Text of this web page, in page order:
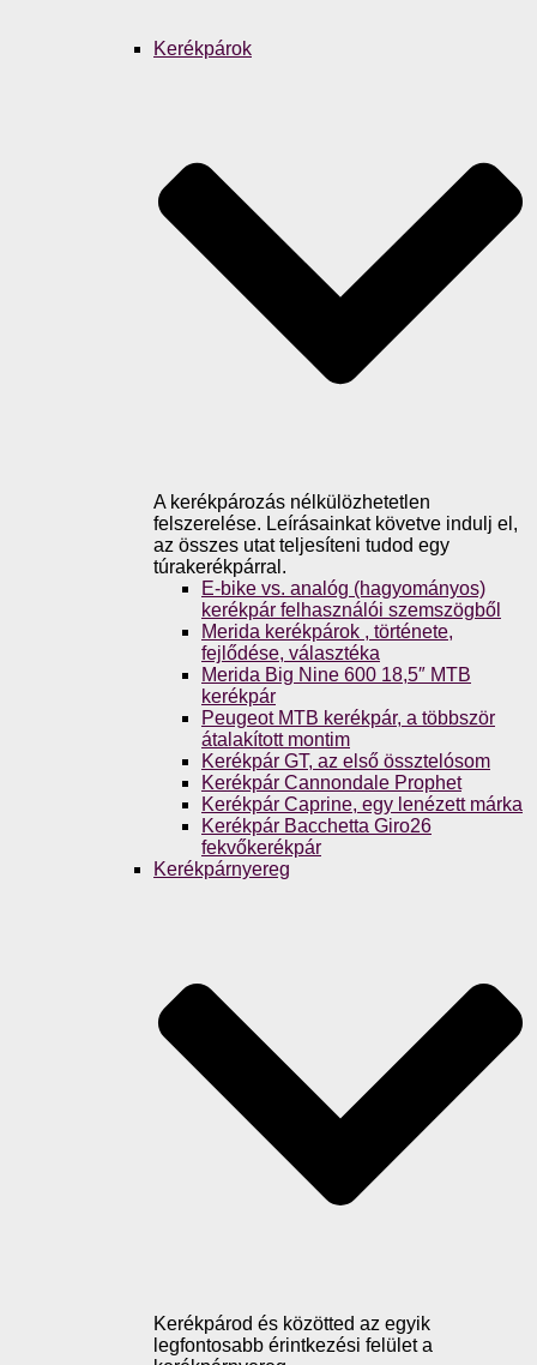
Kerékpárok
A kerékpározás nélkülözhetetlen
felszerelése. Leírásainkat követve indulj el,
az összes utat teljesíteni tudod egy
túrakerékpárral.
E-bike vs. analóg (hagyományos)
kerékpár felhasználói szemszögből
Merida kerékpárok , története,
fejlődése, választéka
Merida Big Nine 600 18,5″ MTB
kerékpár
Peugeot MTB kerékpár, a többször
átalakított montim
Kerékpár GT, az első össztelósom
Kerékpár Cannondale Prophet
Kerékpár Caprine, egy lenézett márka
Kerékpár Bacchetta Giro26
fekvőkerékpár
Kerékpárnyereg
Kerékpárod és közötted az egyik
legfontosabb érintkezési felület a